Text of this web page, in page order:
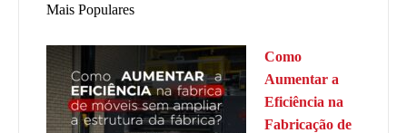
Mais Populares
Como
Aumentar a
Eficiência na
Fabricação de